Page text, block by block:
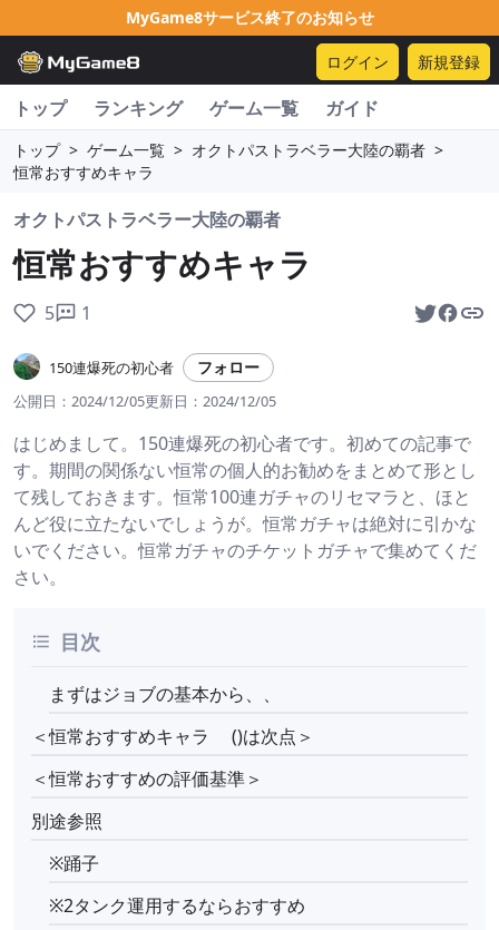
MyGame8サービス終了のお知らせ
ログイン 新規登録
トップ ランキング ゲーム一覧 ガイド
トップ > ゲーム一覧 > オクトパストラベラー大陸の覇者 >
恒常おすすめキャラ
オクトパストラベラー大陸の覇者
恒常おすすめキャラ
5 1
150連爆死の初心者 フォロー
公開日： 2024/12/05更新日： 2024/12/05
はじめまして。150連爆死の初心者です。初めての記事で
す。期間の関係ない恒常の個人的お勧めをまとめて形とし
て残しておきます。恒常100連ガチャのリセマラと、ほと
んど役に立たないでしょうが。恒常ガチャは絶対に引かな
いでください。恒常ガチャのチケットガチャで集めてくだ
さい。
目次
まずはジョブの基本から、、
＜恒常おすすめキャラ ()は次点＞
＜恒常おすすめの評価基準＞
別途参照
※踊子
※2タンク運用するならおすすめ